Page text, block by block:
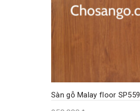
Sàn gỗ Malay floor SP559